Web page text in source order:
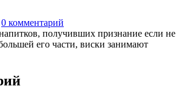
0 комментарий
получивших признание если не
его части, виски занимают